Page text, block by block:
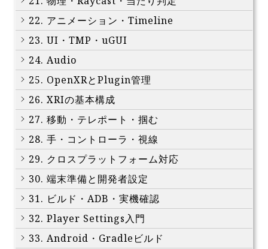
22. アニメーション・Timeline
23. UI・TMP・uGUI
24. Audio
25. OpenXRとPlugin管理
26. XRIの基本構成
27. 移動・テレポート・掴む
28. 手・コントローラ・視線
29. クロスプラットフォーム対応
30. 端末準備と開発者設定
31. ビルド・ADB・実機確認
32. Player Settings入門
33. Android・Gradleビルド